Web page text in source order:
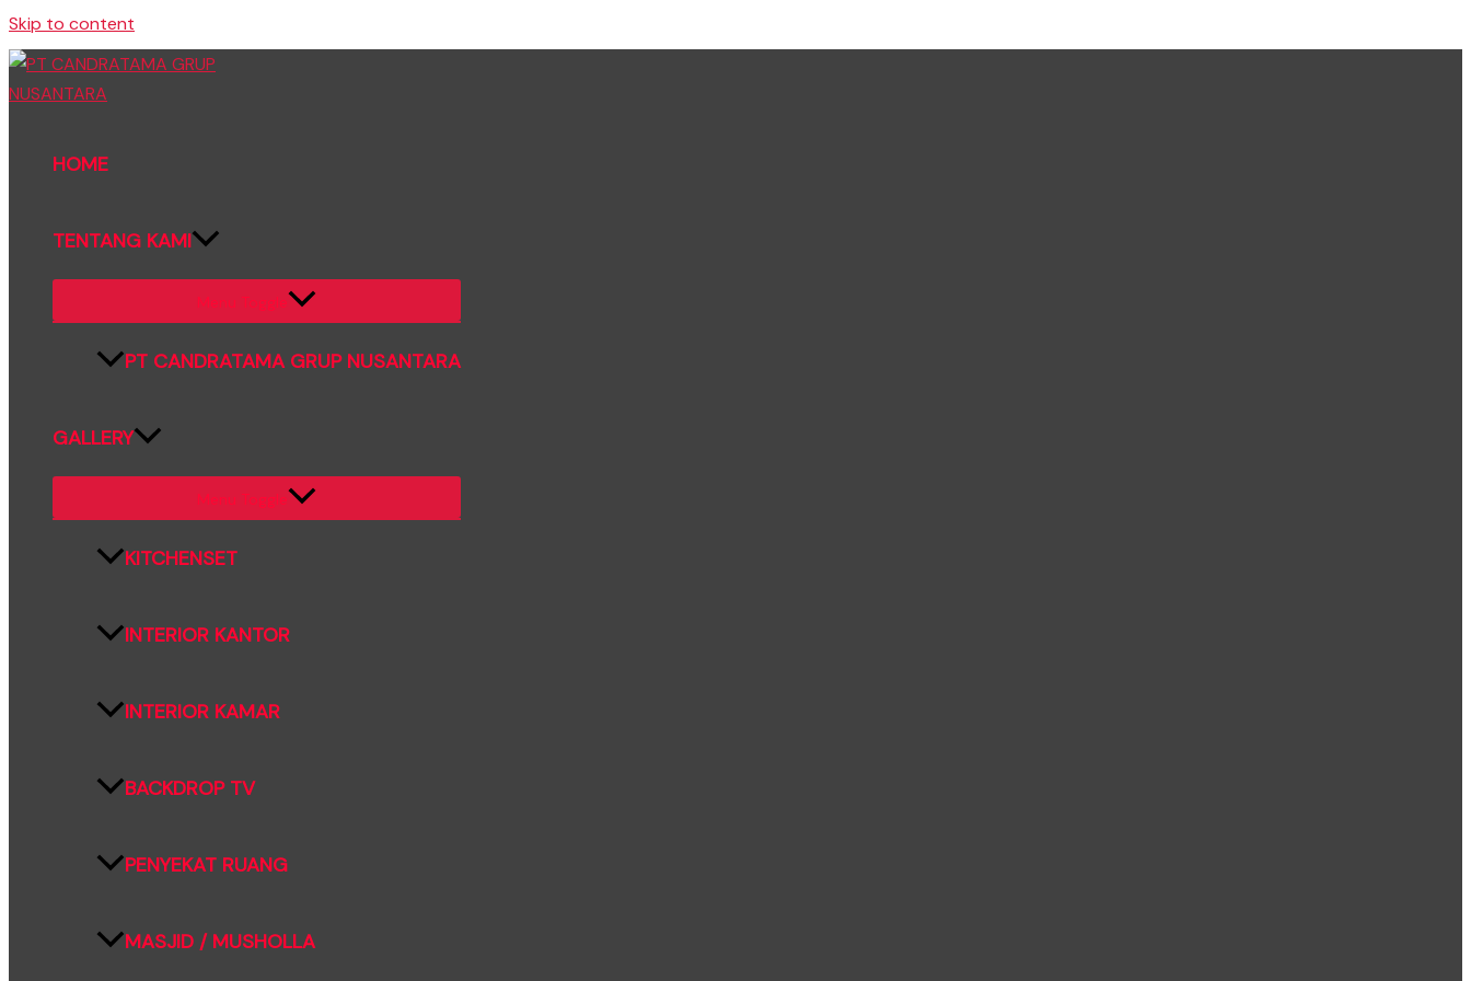
Skip to content
HOME
TENTANG KAMI
Menu Toggle
PT CANDRATAMA GRUP NUSANTARA
GALLERY
Menu Toggle
KITCHENSET
INTERIOR KANTOR
INTERIOR KAMAR
BACKDROP TV
PENYEKAT RUANG
MASJID / MUSHOLLA